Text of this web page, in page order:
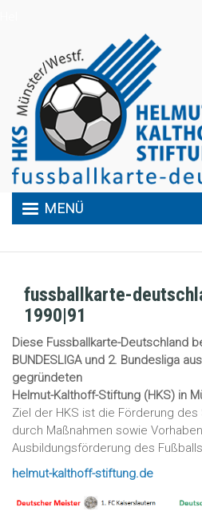
MENÜ
fussballkarte-
1990|91
Diese Fussballkarte-Deutschland
BUNDESLIGA und 2. Bundesliga
gegründeten
Helmut-Kalthoff-Stiftung (HKS) in
Ziel der HKS ist die Förderung
durch Maßnahmen sowie
Ausbildungsförderung des
helmut-kalthoff-stiftung.de